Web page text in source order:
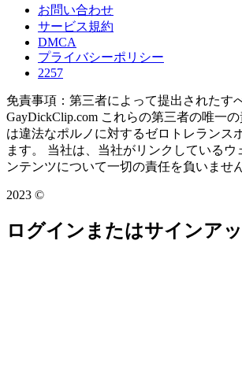
お問い合わせ
サービス規約
DMCA
プライバシーポリシー
2257
免責事項：第三者によって提出されたす
GayDickClip.com これらの第三者の唯一
は違法なポルノに対するゼロトレランス
ます。 当社は、当社がリンクしているウ
ンテンツについて一切の責任を負いません
2023 ©
ログインまたはサインア